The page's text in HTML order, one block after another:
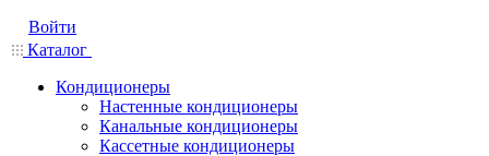
Войти
Каталог
Кондиционеры
Настенные кондиционеры
Канальные кондиционеры
Кассетные кондиционеры